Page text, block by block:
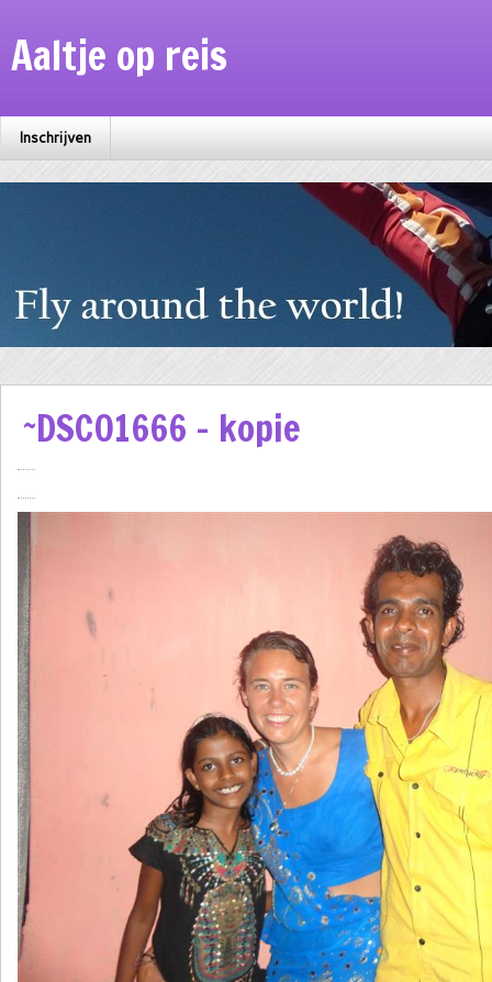
Aaltje op reis
Inschrijven
~DSC01666 – kopie